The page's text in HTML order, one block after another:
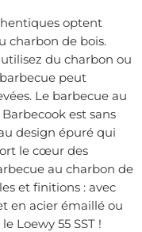
optent
charbon de bois.
du charbon ou
peut
Le barbecue au
est sans
design épuré qui
le cœur des
au charbon de
et finitions : avec
en acier émaillé ou
Loewy 55 SST !